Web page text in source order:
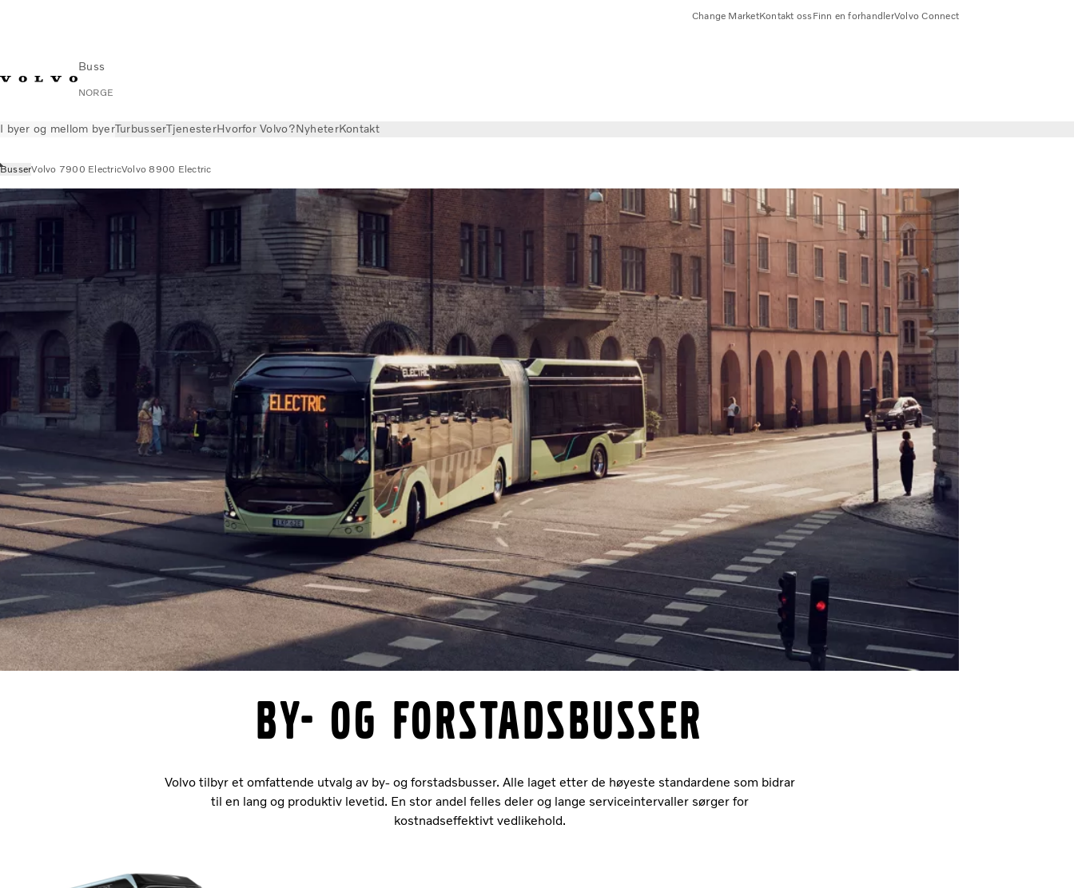
Buss
NORGE
Change MarketKontakt ossFinn en forhandlerVolvo Connect
I byer og mellom byerTurbusserTjenesterHvorfor Volvo?NyheterKontakt
BusserVolvo 7900 ElectricVolvo 8900 Electric
By- og forstadsbusser
Volvo tilbyr et omfattende utvalg av by- og forstadsbusser. Alle laget etter de høyeste standardene som bidrar
til en lang og produktiv levetid. En stor andel felles deler og lange serviceintervaller sørger for
kostnadseffektivt vedlikehold.